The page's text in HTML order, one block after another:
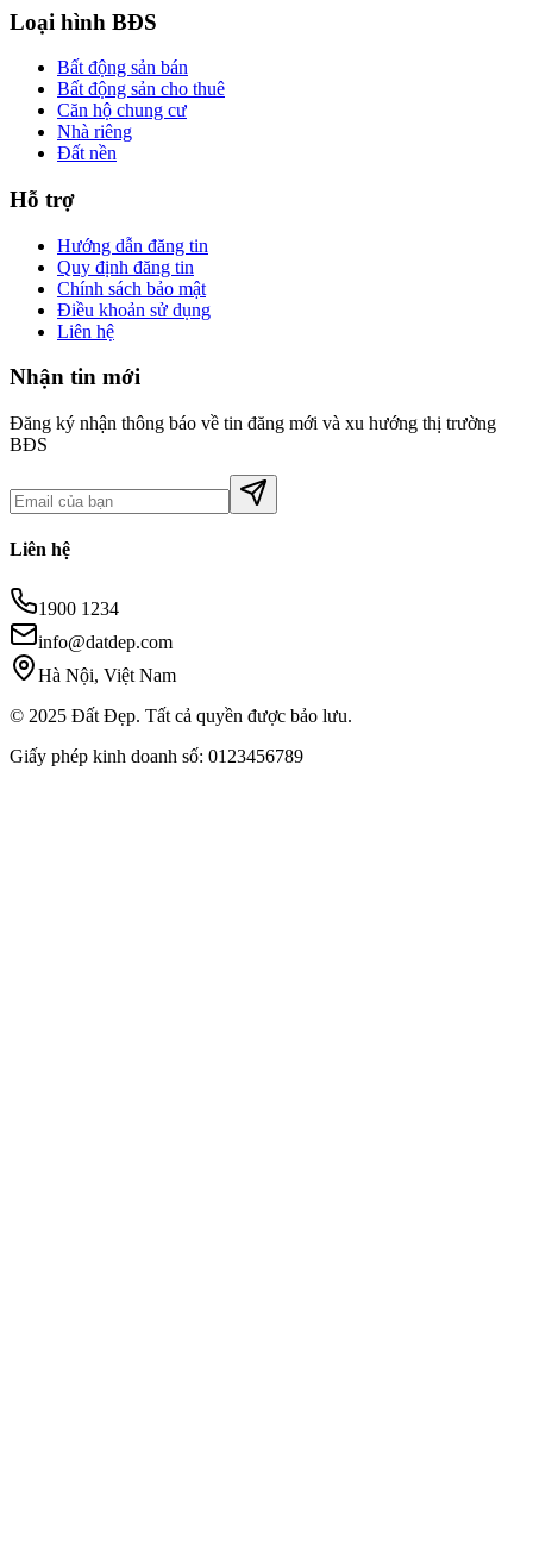
Loại hình BĐS
Bất động sản bán
Bất động sản cho thuê
Căn hộ chung cư
Nhà riêng
Đất nền
Hỗ trợ
Hướng dẫn đăng tin
Quy định đăng tin
Chính sách bảo mật
Điều khoản sử dụng
Liên hệ
Nhận tin mới
Đăng ký nhận thông báo về tin đăng mới và xu hướng thị trường
BĐS
Liên hệ
1900 1234
info@datdep.com
Hà Nội, Việt Nam
© 2025 Đất Đẹp. Tất cả quyền được bảo lưu.
Giấy phép kinh doanh số: 0123456789